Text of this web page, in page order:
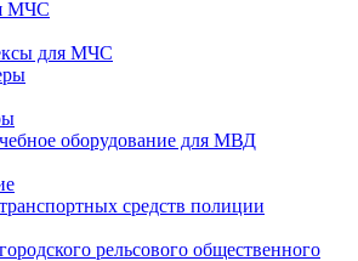
МЧС
для МЧС
оборудование для МВД
средств полиции
рельсового общественного